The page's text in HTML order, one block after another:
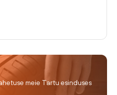
meie Tartu esinduses